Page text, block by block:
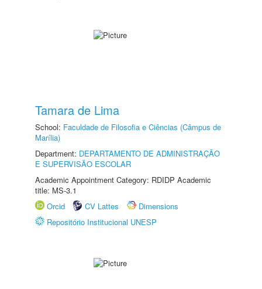
Tamara de Lima
School: Faculdade de Filosofia e Ciências (Câmpus de
Marília)
Department: DEPARTAMENTO DE ADMINISTRAÇÃO
E SUPERVISÃO ESCOLAR
Academic Appointment Category: RDIDP Academic
title: MS-3.1
Orcid
CV Lattes
Dimensions
Repositório Institucional UNESP